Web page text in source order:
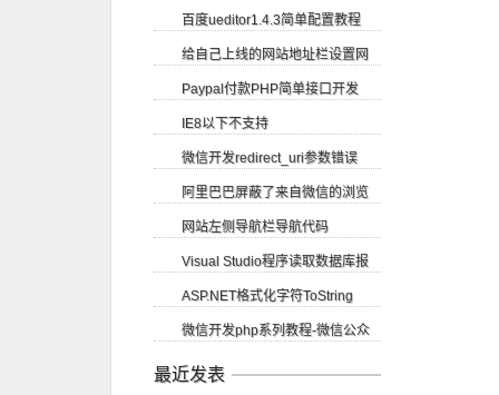
百度ueditor1.4.3简单配置教程
给自己上线的网站地址栏设置网
站logo图标
Paypal付款PHP简单接口开发
IE8以下不支持
getElementsByClassName方法
微信开发redirect_uri参数错误
阿里巴巴屏蔽了来自微信的浏览
请求
网站左侧导航栏导航代码
Visual Studio程序读取数据库报
错尝试读取或写入受保护的内存...
ASP.NET格式化字符ToString
微信开发php系列教程-微信公众
账号申请
最近发表